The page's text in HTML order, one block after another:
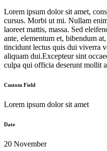
Lorem ipsum dolor sit amet,
cursus. Morbi ut mi. Nullam
laoreet mattis, massa. Sed
ante, elementum et, bibendum
tincidunt lectus quis dui viverra
aliquam dui.Excepteur sint
culpa qui officia deserunt mollit
Custom Field
Lorem ipsum dolor sit amet
Date
20 November